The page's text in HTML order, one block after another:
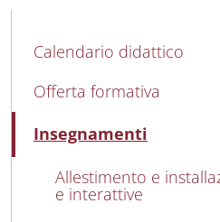
MAIN NAVIGATION
Calendario didattico
Offerta formativa
Insegnamenti
Attivo
Allestimento e
e interattive